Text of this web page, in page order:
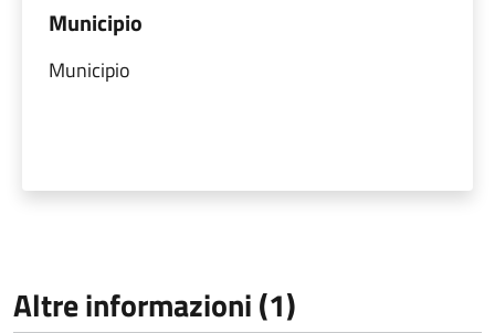
Municipio
Municipio
Altre informazioni (1)